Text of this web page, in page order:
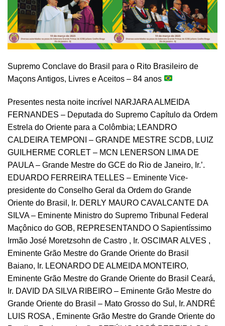
Supremo Conclave do Brasil para o Rito Brasileiro de
Maçons Antigos, Livres e Aceitos – 84 anos
Presentes nesta noite incrível NARJARA ALMEIDA
FERNANDES – Deputada do Supremo Capítulo da Ordem
Estrela do Oriente para a Colômbia; LEANDRO
CALDEIRA TEMPONI – GRANDE MESTRE SCDB, LUIZ
GUILHERME CORLET – MCN LENERSON LIMA DE
PAULA – Grande Mestre do GCE do Rio de Janeiro, Ir.’.
EDUARDO FERREIRA TELLES – Eminente Vice-
presidente do Conselho Geral da Ordem do Grande
Oriente do Brasil, Ir. DERLY MAURO CAVALCANTE DA
SILVA – Eminente Ministro do Supremo Tribunal Federal
Maçônico do GOB, REPRESENTANDO O Sapientíssimo
Irmão José Moretzsohn de Castro , Ir. OSCIMAR ALVES ,
Eminente Grão Mestre do Grande Oriente do Brasil
Baiano, Ir. LEONARDO DE ALMEIDA MONTEIRO,
Eminente Grão Mestre do Grande Oriente do Brasil Ceará,
Ir. DAVID DA SILVA RIBEIRO – Eminente Grão Mestre do
Grande Oriente do Brasil – Mato Grosso do Sul, Ir. ANDRÉ
LUIS ROSA , Eminente Grão Mestre do Grande Oriente do